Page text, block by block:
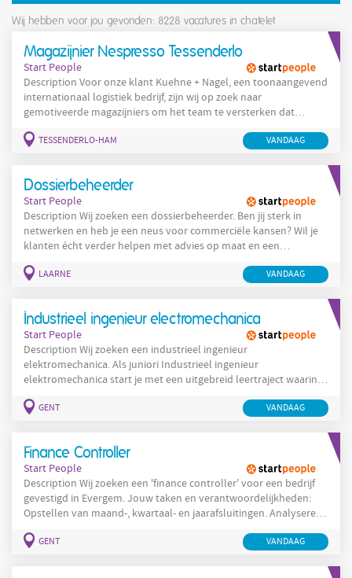
Wij hebben voor jou gevonden: 8228 vacatures in chatelet
Magazijnier Nespresso Tessenderlo
Start People
Description Voor onze klant Kuehne + Nagel, een toonaangevend
internationaal logistiek bedrijf, zijn wij op zoek naar
gemotiveerde magazijniers om het team te versterken dat
je werken in een internationale omgeving? Dan is deze kans iets
handscanner of
TESSENDERLO-HAM VANDAAG
Dossierbeheerder
Start People
Description Wij zoeken een dossierbeheerder. Ben jij sterk in
netwerken en heb je een neus voor commerciële kansen? Wil je
klanten écht verder helpen met advies op maat en een
geschreven. Als relatiebeheerder verzekeringen ben jij het gezicht
LAARNE VANDAAG
Industrieel ingenieur electromechanica
Start People
Description Wij zoeken een industrieel ingenieur
elektromechanica. Als juniori Industrieel ingenieur
elektromechanica start je met een uitgebreid leertraject waarin je
kennen. Je bouwt expertise op in techniek, processen en
interesse en talenten. Beheer van wisselstukken en
GENT VANDAAG
Finance Controller
Start People
Description Wij zoeken een 'finance controller' voor een bedrijf
gevestigd in Evergem. Jouw taken en verantwoordelijkheden:
Opstellen van maand-, kwartaal- en jaarafsluitingen. Analyseren
managementrapportages. Bewaken van budgetten en forecasts.
GENT VANDAAG